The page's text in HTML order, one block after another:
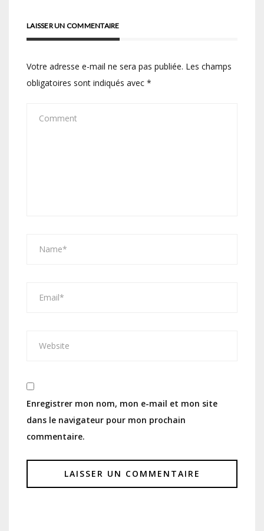
LAISSER UN COMMENTAIRE
Votre adresse e-mail ne sera pas publiée. Les champs
obligatoires sont indiqués avec *
Enregistrer mon nom, mon e-mail et mon site
dans le navigateur pour mon prochain
commentaire.